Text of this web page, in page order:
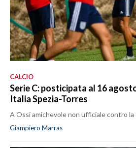
CALCIO
Serie C: posticipata al 16
Italia Spezia-Torres
A Ossi amichevole non ufficiale contro la
Giampiero Marras